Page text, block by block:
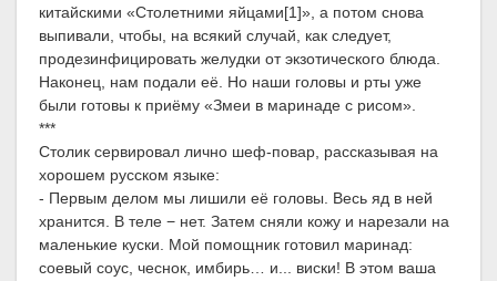
китайскими «Столетними яйцами[1]», а потом снова
выпивали, чтобы, на всякий случай, как следует,
продезинфицировать желудки от экзотического блюда.
Наконец, нам подали её. Но наши головы и рты уже
были готовы к приёму «Змеи в маринаде с рисом».
***
Столик сервировал лично шеф-повар, рассказывая на
хорошем русском языке:
- Первым делом мы лишили её головы. Весь яд в ней
хранится. В теле − нет. Затем сняли кожу и нарезали на
маленькие куски. Мой помощник готовил маринад:
соевый соус, чеснок, имбирь… и... виски! В этом ваша